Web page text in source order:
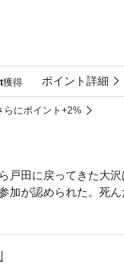
獲得 ポイント詳細
らにポイント+2%
戸田に戻ってきた大
加が認められた。死
てみると、そこにマ